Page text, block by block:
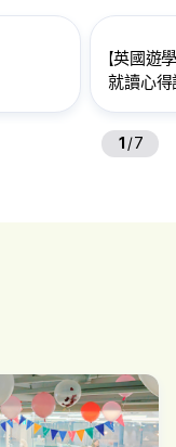
【英國遊
就讀心得
1 /7